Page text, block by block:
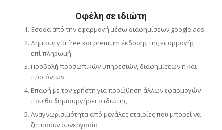
Οφέλη σε ιδιώτη
Έσοδα από την εφαρμογή μέσω διαφημίσεων google ads
Δημιουργία free και premium έκδοσης της εφαρμογής
επί πληρωμή
Προβολή προσωπικών υπηρεσιών, διαφημίσεων ή και
προϊόντων
Επαφή με τον χρήστη για προώθηση άλλων εφαρμογών
που θα δημιουργήσει ο ιδιώτης
Αναγνωρισιμότητα από μεγάλες εταιρίες που μπορεί να
ζητήσουν συνεργασία